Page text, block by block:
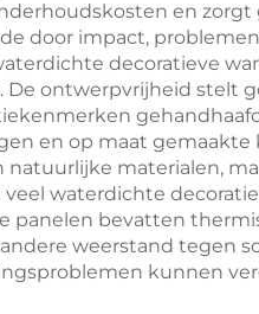
en
door impact,
decoratieve
ontwerpvrijheid stelt
en op maat gemaakte
materialen,
waterdichte
bevatten
weerstand tegen
kunnen